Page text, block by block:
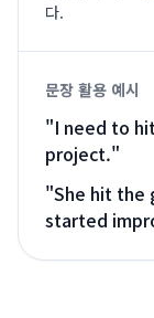
다.
문장 활용 예시
"I need to
project."
"She hit the
started